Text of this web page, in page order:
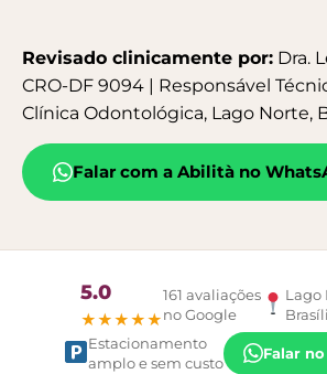
Revisado clinicamente por: Dra.
CRO-DF 9094 | Responsável
Clínica Odontológica, Lago Norte,
Falar com a Abilità no
5.0
★★★★★
161 avaliações
no Google
Lago
Estacionamento
amplo e sem custo
Falar